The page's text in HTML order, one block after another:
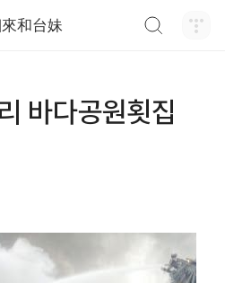
和台妹
바다공원횟집